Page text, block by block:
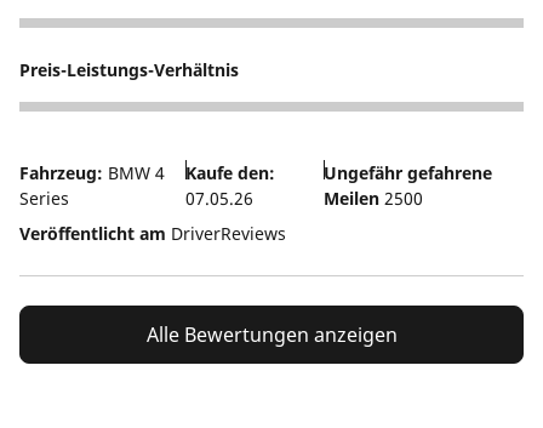
3
Preis-Leistungs-Verhältnis
3
Fahrzeug: BMW 4
Series
Kaufe den:
07.05.26
Ungefähr gefahrene
Meilen 2500
Veröffentlicht am DriverReviews
Alle Bewertungen anzeigen